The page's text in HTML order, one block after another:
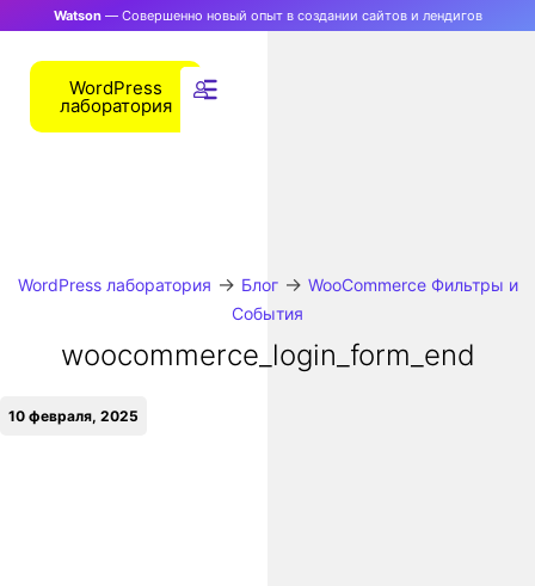
Watson— Совершенно новый опыт в создании сайтов и лендигов
WordPress
лаборатория
WordPress лаборатория → Блог→ WooCommerce Фильтры и
События
woocommerce_login_form_end
10 февраля, 2025